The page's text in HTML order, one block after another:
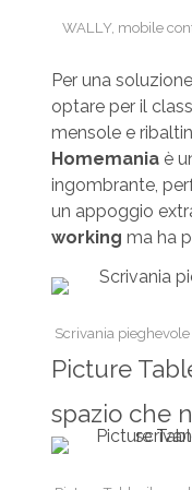
WALLY, mobile
Per una
optare per il
mensole e
Homemaniaè
ingombrante,
un appoggio
working ma ha
Scrivania
Picture
spazio che